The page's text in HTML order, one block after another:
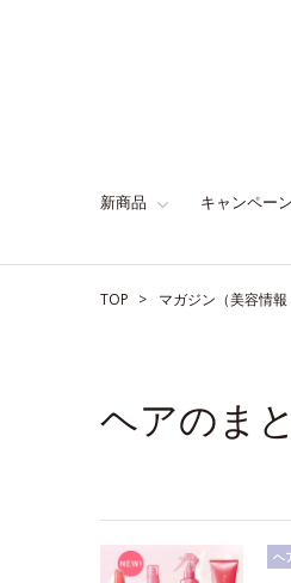
新商品 キャンペーン
TOP マガジン（美容情報
ヘアのま
ヘ